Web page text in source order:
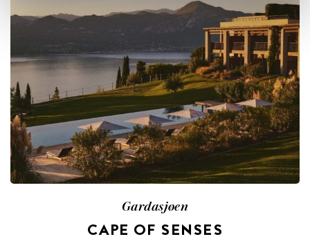
Gardasjøen
CAPE OF SENSES